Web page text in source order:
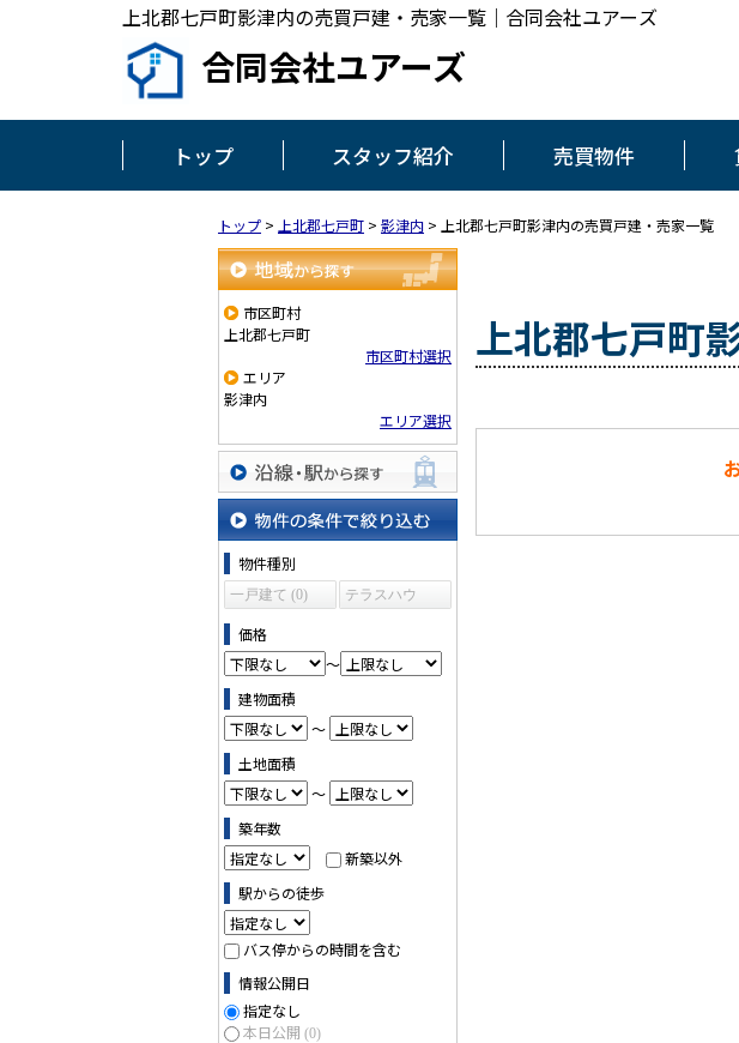
上北郡七戸町影津内の売買戸建・売家一覧｜合同会社ユアーズ
合同会社ユアーズ
トップ スタッフ紹介 売買物件
トップ > 上北郡七戸町 > 影津内 > 上北郡七戸町影津内の売買戸建・売家一覧
地域から探す
市区町村
上北郡七戸町
市区町村選択
エリア
影津内
エリア選択
沿線・駅から探す
物件の条件で絞り込む
物件種別
一戸建て (0)
テラスハウ
価格
～
建物面積
～
土地面積
～
築年数
新築以外
駅からの徒歩
バス停からの時間を含む
情報公開日
指定なし
本日公開 (0)
上北郡七戸町